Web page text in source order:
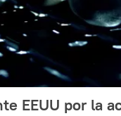
EEUU por la